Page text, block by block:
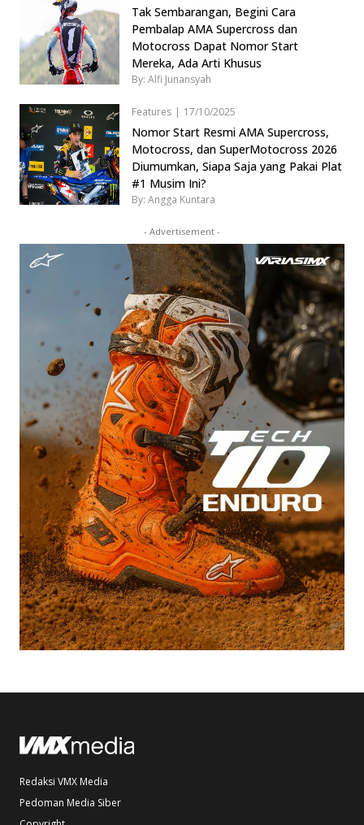
Tak Sembarangan, Begini Cara
Pembalap AMA Supercross dan
Motocross Dapat Nomor Start
Mereka, Ada Arti Khusus
By: Alfi Junansyah
Features | 17/10/2025
Nomor Start Resmi AMA Supercross,
Motocross, dan SuperMotocross 2026
Diumumkan, Siapa Saja yang Pakai Plat
#1 Musim Ini?
By: Angga Kuntara
- Advertisement -
Redaksi VMX Media
Pedoman Media Siber